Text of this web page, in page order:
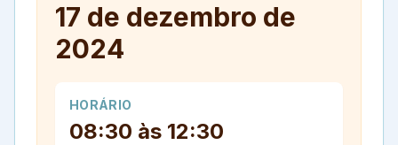
17 de dezembro de
2024
HORÁRIO
08:30 às 12:30